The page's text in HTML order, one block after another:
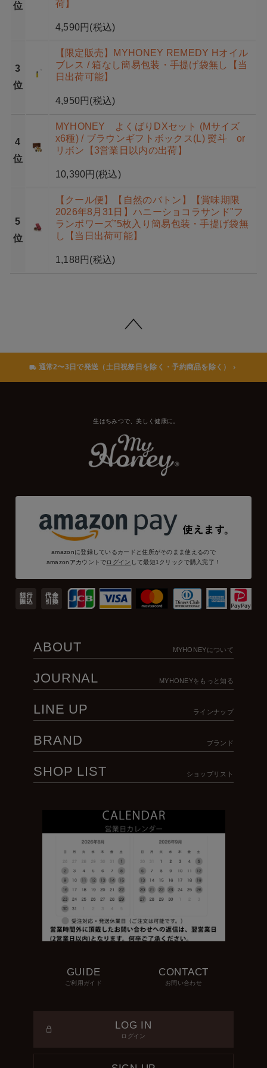
位
荷】
4,590円 (税込)
3
位
【限定販売】MYHONEY REMEDY Hオイル
ブレス / 箱なし簡易包装・手提げ袋無し【当
日出荷可能】
4,950円 (税込)
4
位
MYHONEY よくばりDXセット (Mサイズ
x6種) / ブラウンギフトボックス(L) 熨斗 or
リボン【3営業日以内の出荷】
10,390円 (税込)
5
位
【クール便】【自然のバトン】【賞味期限
2026年8月31日】ハニーショコラサンド"フ
ランボワーズ”5枚入り簡易包装・手提げ袋無
し【当日出荷可能】
1,188円 (税込)
通常2〜3日で発送（土日祝祭日を除く・予約商品を除く）
生はちみつで、美しく健康に。
amazonに登録しているカードと住所がそのまま使えるので
amazonアカウントでログイン して最短1クリックで購入完了！
ABOUT MYHONEYについて
JOURNAL MYHONEYをもっと知る
LINE UP ラインナップ
BRAND ブランド
SHOP LIST ショップリスト
GUIDE
ご利用ガイド
CONTACT
お問い合わせ
LOG IN
ログイン